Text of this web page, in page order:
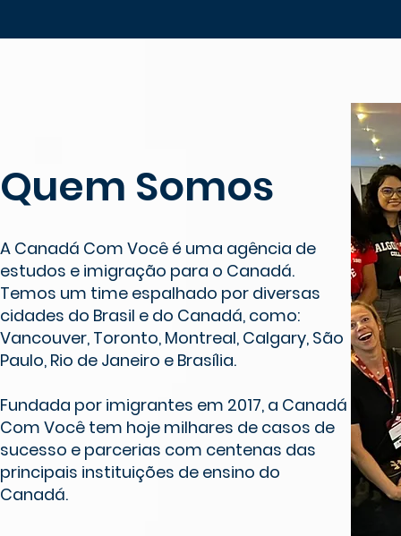
Quem Somos
A Canadá Com Você é uma agência de
estudos e imigração para o Canadá.
Temos um time espalhado por diversas
cidades do Brasil e do Canadá, como:
Vancouver, Toronto, Montreal, Calgary, São
Paulo, Rio de Janeiro e Brasília.
Fundada por imigrantes em 2017, a Canadá
Com Você tem hoje milhares de casos de
sucesso e parcerias com centenas das
principais instituições de ensino do
Canadá.